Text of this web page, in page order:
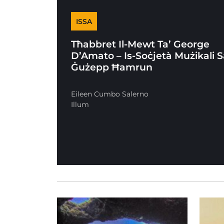
ISSA
Tħabbret Il-Mewt Ta’ George
D’Amato – Is-Soċjetà Mużikali
Ġużepp Ħamrun
Eileen Cumbo Salerno
Illum